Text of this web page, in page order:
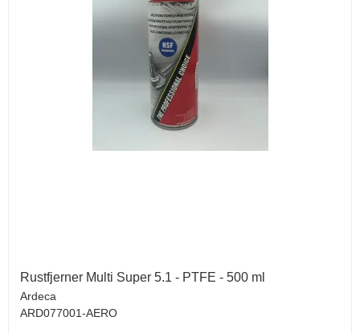
Rustfjerner Multi Super 5.1 - PTFE - 500 ml
Ardeca
ARD077001-AERO